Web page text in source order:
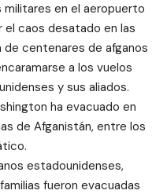
militares en el aeropuerto
el caos desatado en las
centenares de afganos
a los vuelos
y sus aliados.
ha evacuado en
de Afganistán, entre los
estadounidenses,
fueron evacuadas